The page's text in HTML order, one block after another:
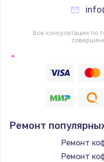
Все консультации по
Ремонт
Ремонт
Ремонт